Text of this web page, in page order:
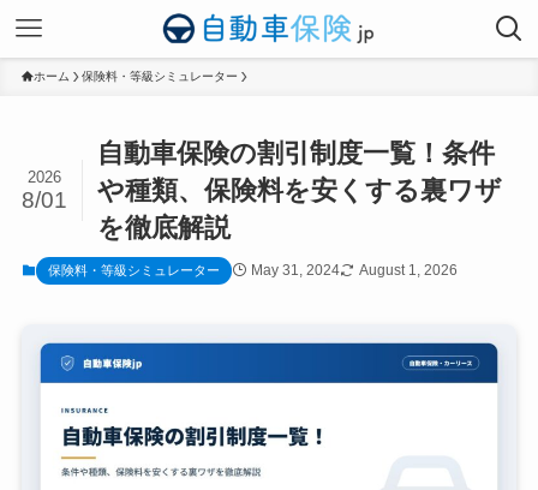
ホーム 保険料・等級シミュレーター
自動車保険の割引制度一覧！条件
や種類、保険料を安くする裏ワザ
を徹底解説
2026
8/01
保険料・等級シミュレーター May 31, 2024 August 1, 2026